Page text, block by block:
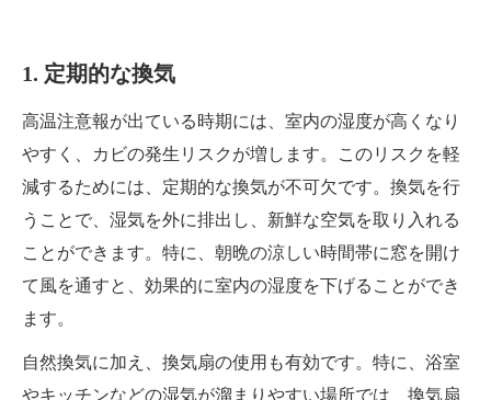
1. 定期的な換気
高温注意報が出ている時期には、室内の湿度が高くなり
やすく、カビの発生リスクが増します。このリスクを軽
減するためには、定期的な換気が不可欠です。換気を行
うことで、湿気を外に排出し、新鮮な空気を取り入れる
ことができます。特に、朝晩の涼しい時間帯に窓を開け
て風を通すと、効果的に室内の湿度を下げることができ
ます。
自然換気に加え、換気扇の使用も有効です。特に、浴室
やキッチンなどの湿気が溜まりやすい場所では、換気扇